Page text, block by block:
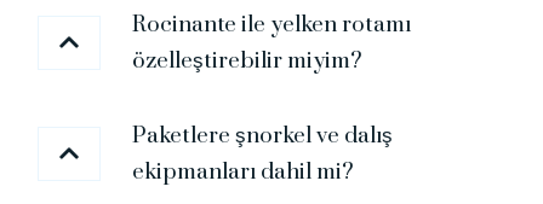
Rocinante ile yelken rotamı
özelleştirebilir miyim?
Paketlere şnorkel ve dalış
ekipmanları dahil mi?